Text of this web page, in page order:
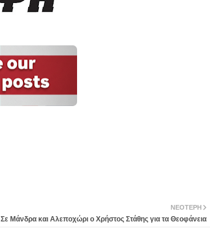
ΝΕΌΤΕΡΗ
Σε Μάνδρα και Αλεποχώρι ο Χρήστος Στάθης για τα Θεοφάνεια